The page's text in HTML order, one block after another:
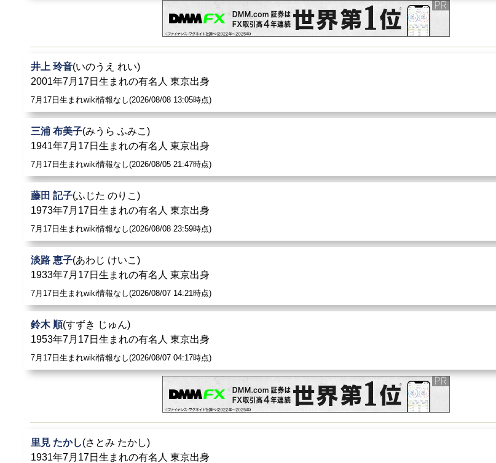
井上 玲音(いのうえ れい)
2001年7月17日生まれの有名人 東京出身
7月17日生まれwiki情報なし(2026/08/08 13:05時点)
三浦 布美子(みうら ふみこ)
1941年7月17日生まれの有名人 東京出身
7月17日生まれwiki情報なし(2026/08/05 21:47時点)
藤田 記子(ふじた のりこ)
1973年7月17日生まれの有名人 東京出身
7月17日生まれwiki情報なし(2026/08/08 23:59時点)
淡路 恵子(あわじ けいこ)
1933年7月17日生まれの有名人 東京出身
7月17日生まれwiki情報なし(2026/08/07 14:21時点)
鈴木 順(すずき じゅん)
1953年7月17日生まれの有名人 東京出身
7月17日生まれwiki情報なし(2026/08/07 04:17時点)
里見 たかし(さとみ たかし)
1931年7月17日生まれの有名人 東京出身